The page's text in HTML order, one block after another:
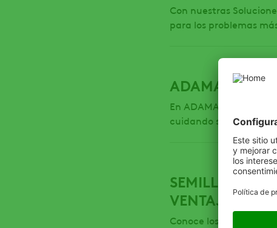
Con nuestras
para los problemas
ADAMA
En ADAMA,
cuidando
SEMILLAS DE
VENTAJAS
Conoce los beneficios